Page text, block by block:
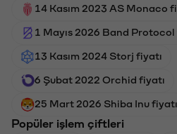
14 Kasım 2023 AS Monaco
1 Mayıs 2026 Band Protocol
13 Kasım 2024 Storj fiyatı
6 Şubat 2022 Orchid fiyatı
25 Mart 2026 Shiba Inu fiyatı
Popüler işlem çiftleri